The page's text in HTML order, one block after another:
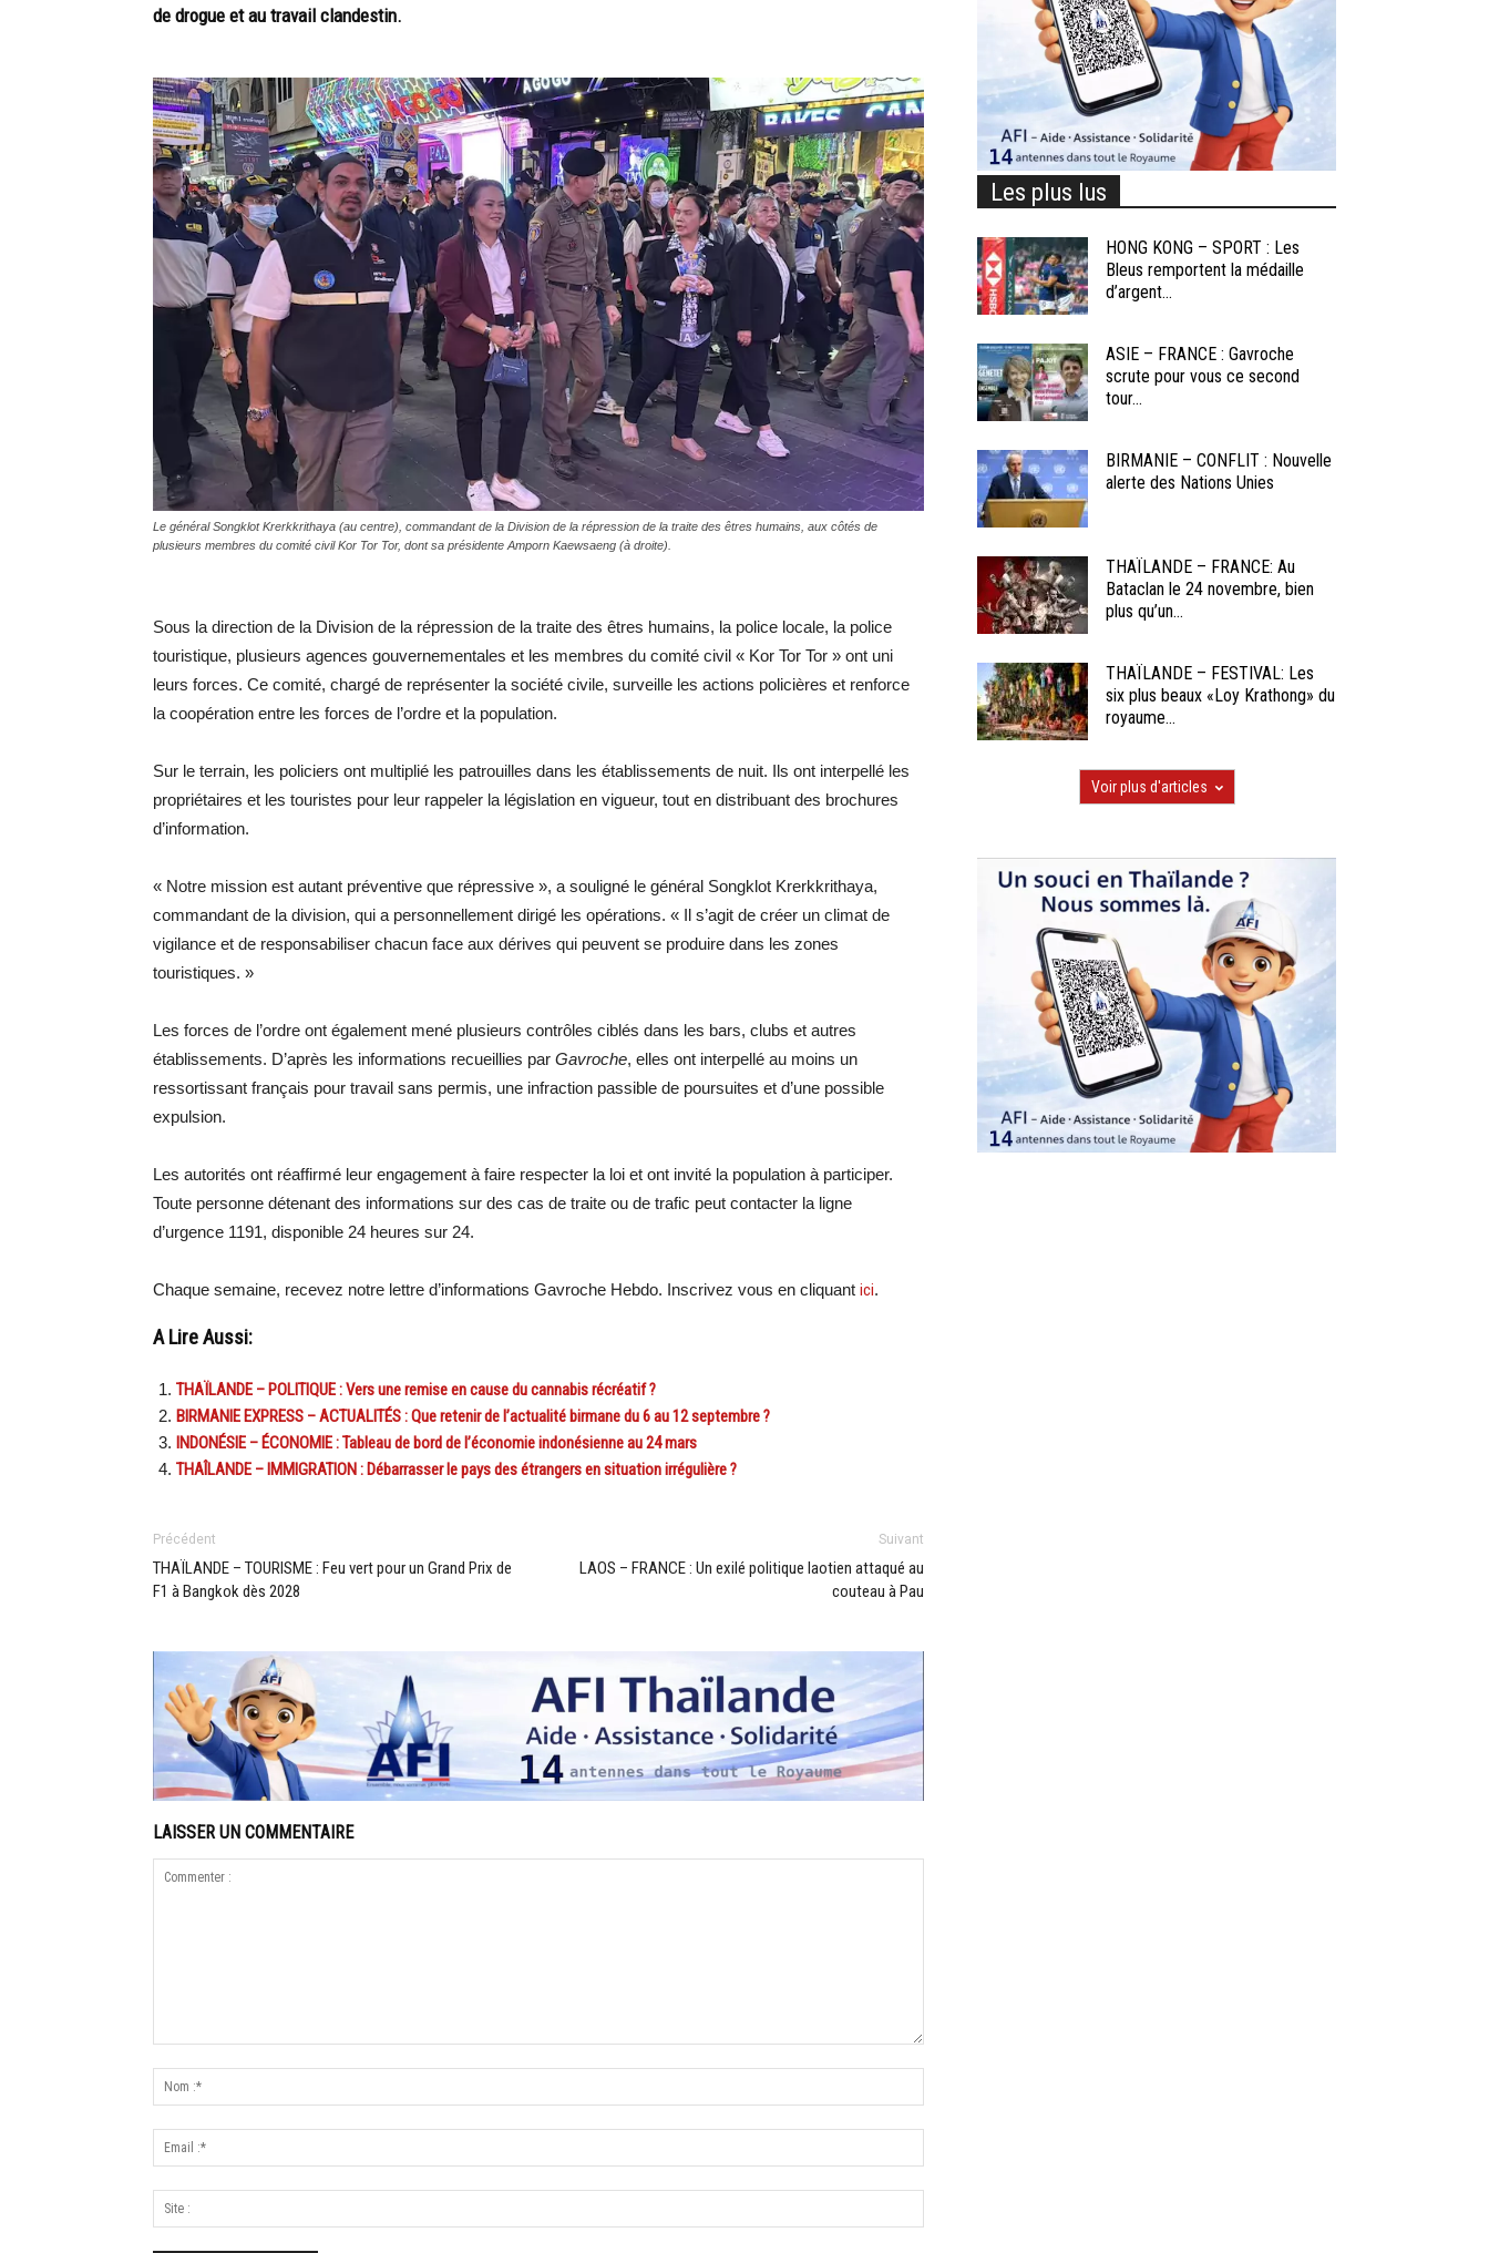
de drogue et au travail clandestin.
Le général Songklot Krerkkrithaya (au centre), commandant de la Division de la répression de la traite des êtres humains, aux côtés de
plusieurs membres du comité civil Kor Tor Tor, dont sa présidente Amporn Kaewsaeng (à droite).
Sous la direction de la Division de la répression de la traite des êtres humains, la police locale, la police
touristique, plusieurs agences gouvernementales et les membres du comité civil « Kor Tor Tor » ont uni
leurs forces. Ce comité, chargé de représenter la société civile, surveille les actions policières et renforce
la coopération entre les forces de l’ordre et la population.
Sur le terrain, les policiers ont multiplié les patrouilles dans les établissements de nuit. Ils ont interpellé les
propriétaires et les touristes pour leur rappeler la législation en vigueur, tout en distribuant des brochures
d’information.
« Notre mission est autant préventive que répressive », a souligné le général Songklot Krerkkrithaya,
commandant de la division, qui a personnellement dirigé les opérations. « Il s’agit de créer un climat de
vigilance et de responsabiliser chacun face aux dérives qui peuvent se produire dans les zones
touristiques. »
Les forces de l’ordre ont également mené plusieurs contrôles ciblés dans les bars, clubs et autres
établissements. D’après les informations recueillies par Gavroche, elles ont interpellé au moins un
ressortissant français pour travail sans permis, une infraction passible de poursuites et d’une possible
expulsion.
Les autorités ont réaffirmé leur engagement à faire respecter la loi et ont invité la population à participer.
Toute personne détenant des informations sur des cas de traite ou de trafic peut contacter la ligne
d’urgence 1191, disponible 24 heures sur 24.
Chaque semaine, recevez notre lettre d’informations Gavroche Hebdo. Inscrivez vous en cliquant ici.
A Lire Aussi:
THAÏLANDE – POLITIQUE : Vers une remise en cause du cannabis récréatif ?
BIRMANIE EXPRESS – ACTUALITÉS : Que retenir de l’actualité birmane du 6 au 12 septembre ?
INDONÉSIE – ÉCONOMIE : Tableau de bord de l’économie indonésienne au 24 mars
THAÎLANDE – IMMIGRATION : Débarrasser le pays des étrangers en situation irrégulière ?
Précédent
THAÏLANDE – TOURISME : Feu vert pour un Grand Prix de
F1 à Bangkok dès 2028
Suivant
LAOS – FRANCE : Un exilé politique laotien attaqué au
couteau à Pau
LAISSER UN COMMENTAIRE
Les plus lus
HONG KONG – SPORT : Les
Bleus remportent la médaille
d’argent...
ASIE – FRANCE : Gavroche
scrute pour vous ce second
tour...
BIRMANIE – CONFLIT : Nouvelle
alerte des Nations Unies
THAÏLANDE – FRANCE: Au
Bataclan le 24 novembre, bien
plus qu’un...
THAÏLANDE – FESTIVAL: Les
six plus beaux «Loy Krathong» du
royaume...
Voir plus d'articles